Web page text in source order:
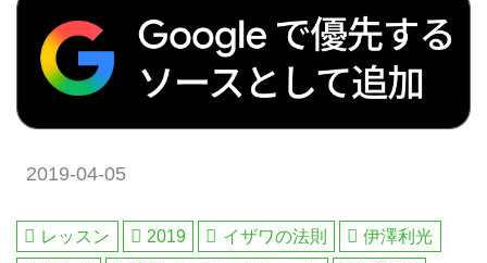
2019-04-05
レッスン 2019 イザワの法則
伊澤利光